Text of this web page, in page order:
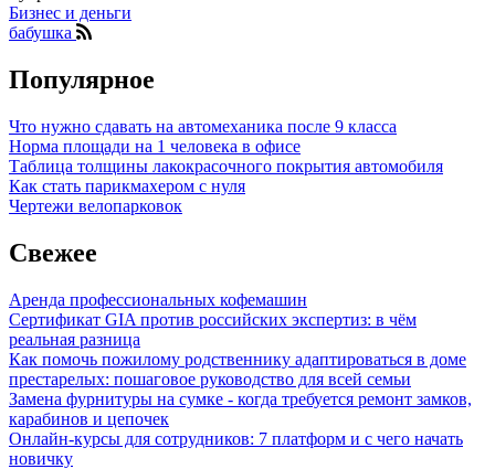
Бизнес и деньги
бабушка
Популярное
Что нужно сдавать на автомеханика после 9 класса
Норма площади на 1 человека в офисе
Таблица толщины лакокрасочного покрытия автомобиля
Как стать парикмахером с нуля
Чертежи велопарковок
Свежее
Аренда профессиональных кофемашин
Сертификат GIA против российских экспертиз: в чём
реальная разница
Как помочь пожилому родственнику адаптироваться в доме
престарелых: пошаговое руководство для всей семьи
Замена фурнитуры на сумке - когда требуется ремонт замков,
карабинов и цепочек
Онлайн-курсы для сотрудников: 7 платформ и с чего начать
новичку